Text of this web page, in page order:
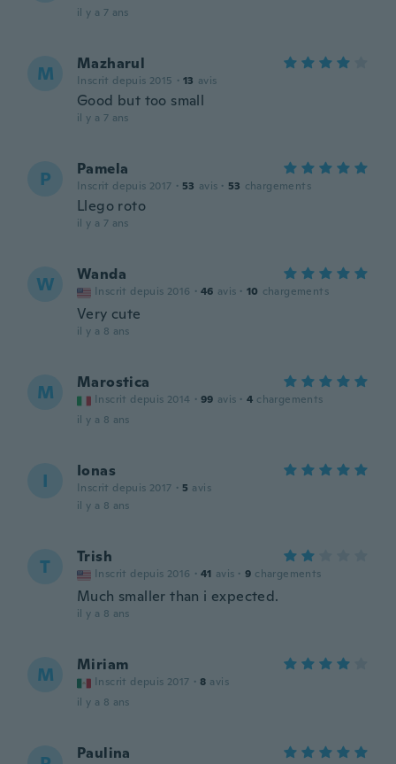
il y a 7 ans
M Mazharul
Inscrit depuis 2015 · 13 avis
Good but too small
il y a 7 ans
P Pamela
Inscrit depuis 2017 · 53 avis · 53 chargements
Llego roto
il y a 7 ans
W Wanda
Inscrit depuis 2016 · 46 avis · 10 chargements
Very cute
il y a 8 ans
M Marostica
Inscrit depuis 2014 · 99 avis · 4 chargements
il y a 8 ans
I Ionas
Inscrit depuis 2017 · 5 avis
il y a 8 ans
T Trish
Inscrit depuis 2016 · 41 avis · 9 chargements
Much smaller than i expected.
il y a 8 ans
M Miriam
Inscrit depuis 2017 · 8 avis
il y a 8 ans
Paulina